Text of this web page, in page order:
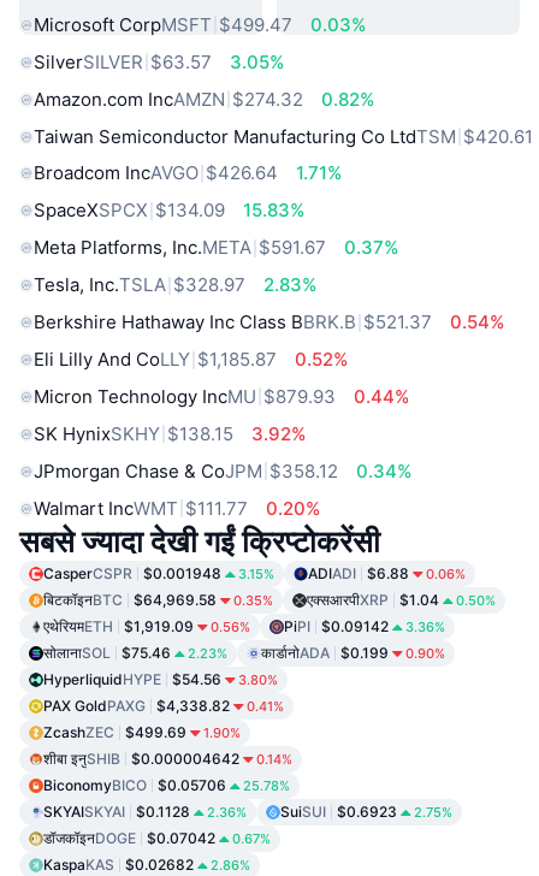
Microsoft CorpMSFT $499.47
0.03%
SilverSILVER $63.57
3.05%
Amazon.com IncAMZN $274.32
0.82%
Taiwan Semiconductor Manufacturing Co LtdTSM $420.61
Broadcom IncAVGO $426.64
1.71%
SpaceXSPCX $134.09
15.83%
Meta Platforms, Inc.META $591.67
0.37%
Tesla, Inc.TSLA $328.97
2.83%
Berkshire Hathaway Inc Class BBRK.B $521.37
0.54%
Eli Lilly And CoLLY $1,185.87
0.52%
Micron Technology IncMU $879.93
0.44%
SK HynixSKHY $138.15
3.92%
JPmorgan Chase & CoJPM $358.12
0.34%
Walmart IncWMT $111.77 0.20%
सबसे ज्यादा देखी गईं क्रिप्टोकरेंसी
CasperCSPR $0.001948 3.15% ADIADI $6.88 0.06%
बिटकॉइनBTC $64,969.58 0.35% एक्सआरपीXRP $1.04 0.50%
एथेरियमETH $1,919.09 0.56% PiPI $0.09142 3.36%
सोलानाSOL $75.46 2.23% कार्डानोADA $0.199 0.90%
HyperliquidHYPE $54.56 3.80%
PAX GoldPAXG $4,338.82 0.41%
ZcashZEC $499.69 1.90%
शीबा इनुSHIB $0.000004642 0.14%
BiconomyBICO $0.05706 25.78%
SKYAISKYAI $0.1128 2.36% SuiSUI $0.6923 2.75%
डॉजकॉइनDOGE $0.07042 0.67%
KaspaKAS $0.02682 2.86%